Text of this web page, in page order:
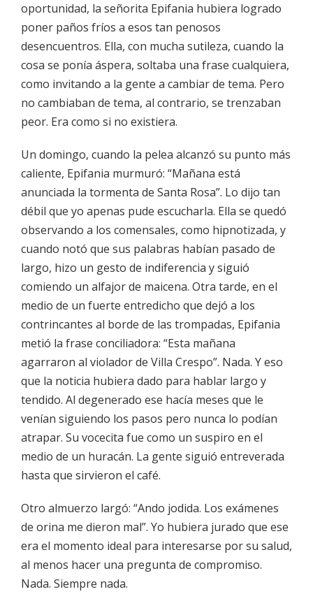
oportunidad, la señorita Epifania hubiera logrado
poner paños fríos a esos tan penosos
desencuentros. Ella, con mucha sutileza, cuando la
cosa se ponía áspera, soltaba una frase cualquiera,
como invitando a la gente a cambiar de tema. Pero
no cambiaban de tema, al contrario, se trenzaban
peor. Era como si no existiera.
Un domingo, cuando la pelea alcanzó su punto más
caliente, Epifania murmuró: “Mañana está
anunciada la tormenta de Santa Rosa”. Lo dijo tan
débil que yo apenas pude escucharla. Ella se quedó
observando a los comensales, como hipnotizada, y
cuando notó que sus palabras habían pasado de
largo, hizo un gesto de indiferencia y siguió
comiendo un alfajor de maicena. Otra tarde, en el
medio de un fuerte entredicho que dejó a los
contrincantes al borde de las trompadas, Epifania
metió la frase conciliadora: “Esta mañana
agarraron al violador de Villa Crespo”. Nada. Y eso
que la noticia hubiera dado para hablar largo y
tendido. Al degenerado ese hacía meses que le
venían siguiendo los pasos pero nunca lo podían
atrapar. Su vocecita fue como un suspiro en el
medio de un huracán. La gente siguió entreverada
hasta que sirvieron el café.
Otro almuerzo largó: “Ando jodida. Los exámenes
de orina me dieron mal”. Yo hubiera jurado que ese
era el momento ideal para interesarse por su salud,
al menos hacer una pregunta de compromiso.
Nada. Siempre nada.